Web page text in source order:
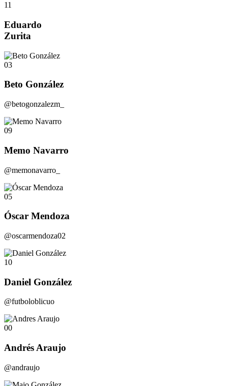
11
Eduardo
Zurita
03
Beto González
@betogonzalezm_
09
Memo Navarro
@memonavarro_
05
Óscar Mendoza
@oscarmendoza02
10
Daniel González
@futboloblicuo
00
Andrés Araujo
@andraujo